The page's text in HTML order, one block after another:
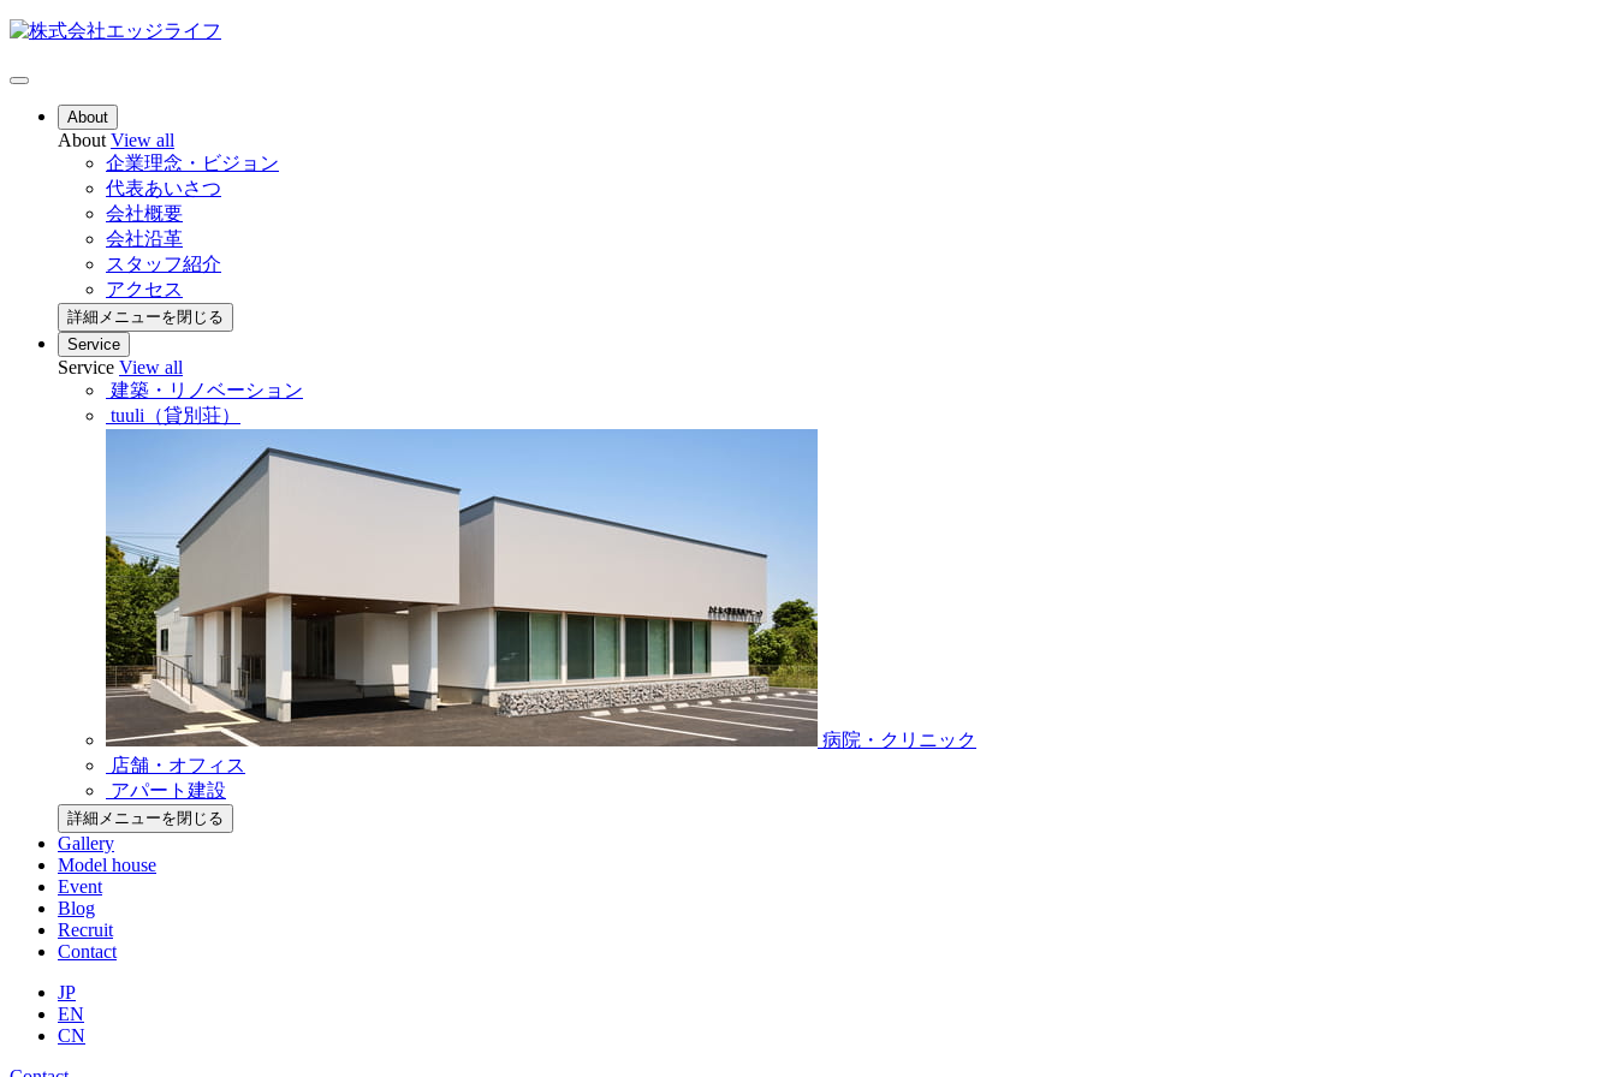
About
About View all
企業理念・ビジョン
代表あいさつ
会社概要
会社沿革
スタッフ紹介
アクセス
詳細メニューを閉じる
Service
Service View all
建築・リノベーション
tuuli（貸別荘）
病院・クリニック
店舗・オフィス
アパート建設
詳細メニューを閉じる
Gallery
Model house
Event
Blog
Recruit
Contact
JP
EN
CN